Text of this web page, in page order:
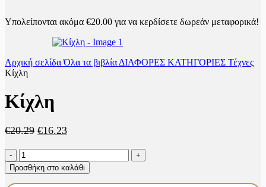
Υπολείπονται ακόμα €20.00 για να κερδίσετε δωρεάν μεταφορικά!
Αρχική σελίδαΌλα τα βιβλία ΔΙΑΦΟΡΕΣ ΚΑΤΗΓΟΡΙΕΣ Τέχνες
Κίχλη
Κίχλη
€20.29 Original
€20.29.
€16.23Η
είναι:
€16.23.
Κίχλη
ποσότητα
Προσθήκη στο καλάθι